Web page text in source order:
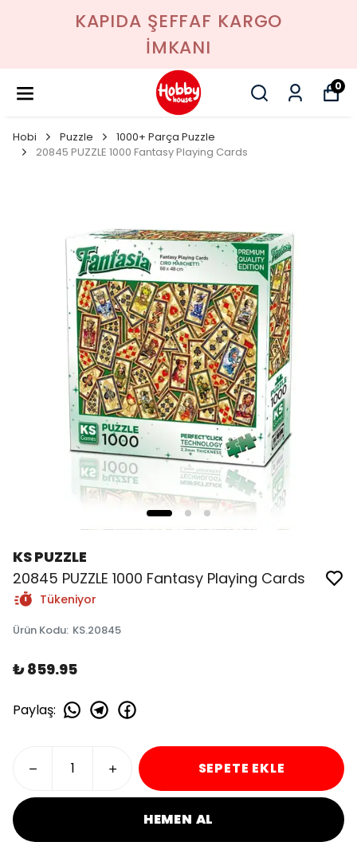
KAPIDA ŞEFFAF KARGO
İMKANI
0
Hobi Puzzle
1000+ Parça Puzzle
20845 PUZZLE 1000 Fantasy Playing Cards
KS PUZZLE
20845 PUZZLE 1000 Fantasy Playing Cards
Tükeniyor
Ürün Kodu: KS.20845
₺ 859.95
Paylaş:
SEPETE EKLE
HEMEN AL